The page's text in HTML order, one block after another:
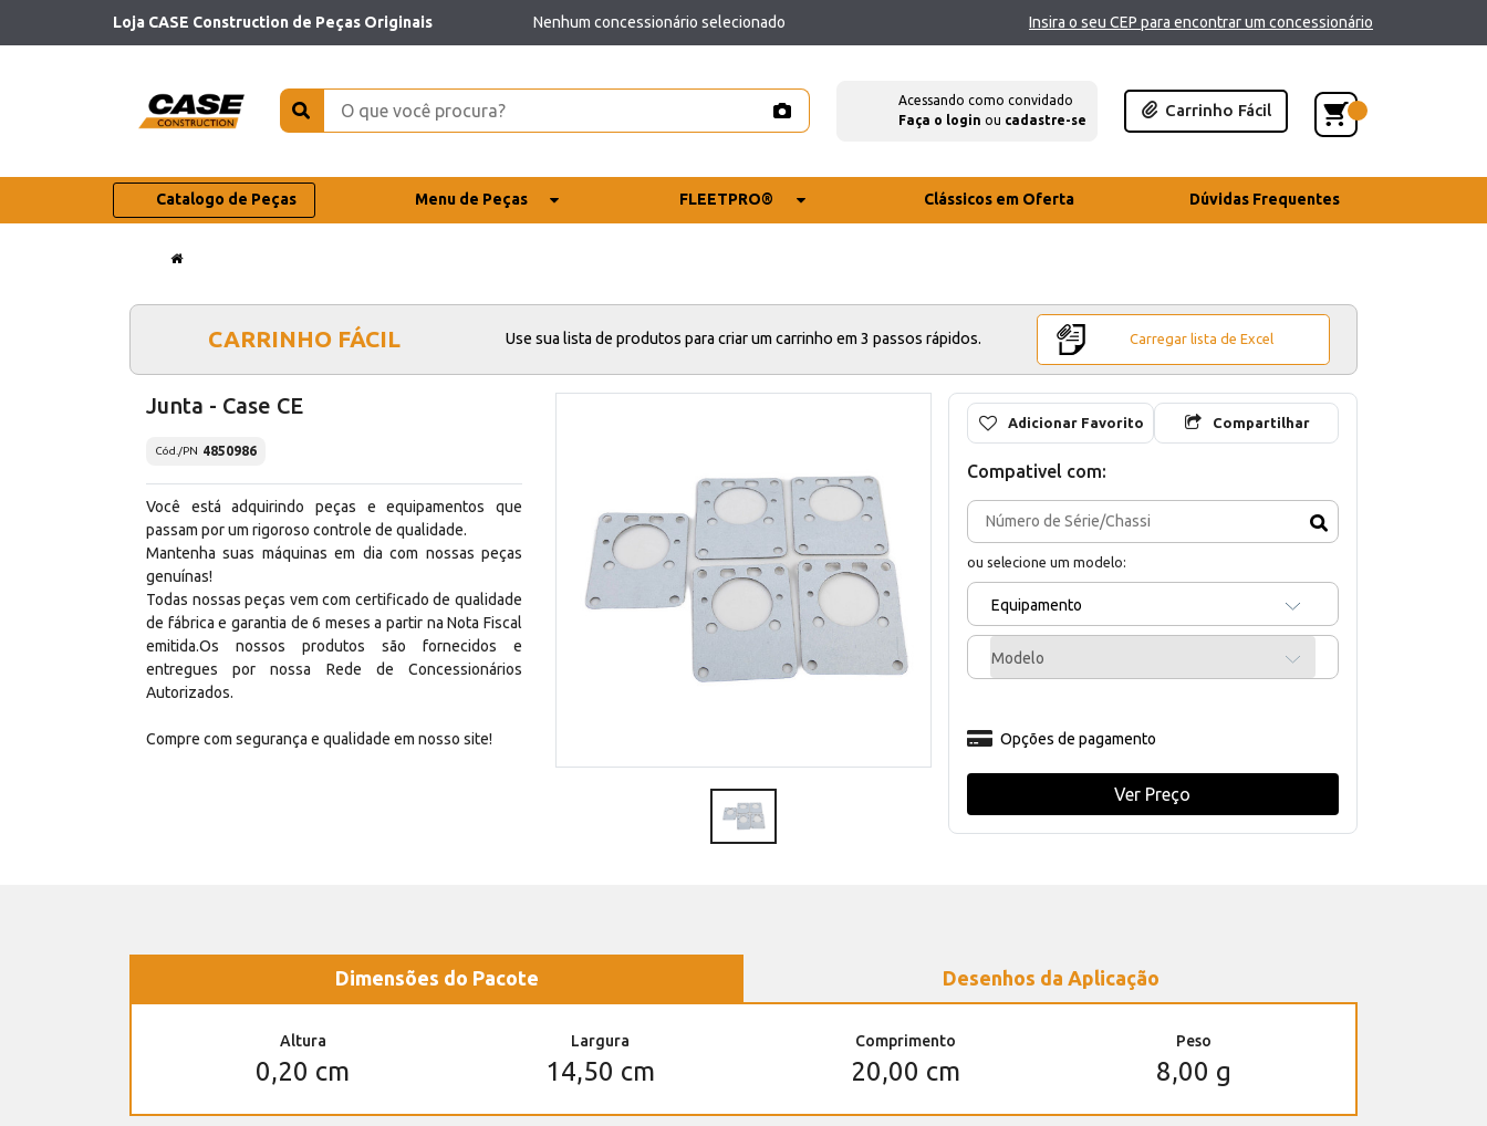
Loja CASE Construction de Peças Originais Nenhum concessionário selecionado Insira o seu CEP para encontrar um concessionário
Acessando como convidado
Faça o login ou cadastre-se
Carrinho Fácil
Catalogo de Peças Menu de Peças FLEETPRO® Clássicos em Oferta Dúvidas Frequentes
CARRINHO FÁCIL Use sua lista de produtos para criar um carrinho em 3 passos rápidos. Carregar lista de Excel
Junta - Case CE
Cód./PN 4850986
Você está adquirindo peças e equipamentos que
passam por um rigoroso controle de qualidade.
Mantenha suas máquinas em dia com nossas peças
genuínas!
Todas nossas peças vem com certificado de qualidade
de fábrica e garantia de 6 meses a partir na Nota Fiscal
emitida.Os nossos produtos são fornecidos e
entregues por nossa Rede de Concessionários
Autorizados.
Compre com segurança e qualidade em nosso site!
Adicionar Favorito Compartilhar
Compativel com:
ou selecione um modelo:
Equipamento
Modelo
Opções de pagamento
Ver Preço
Dimensões do Pacote Desenhos da Aplicação
Altura
0,20 cm
Largura
14,50 cm
Comprimento
20,00 cm
Peso
8,00 g